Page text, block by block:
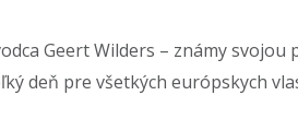
Geert Wilders – známy
deň pre všetkých európskych